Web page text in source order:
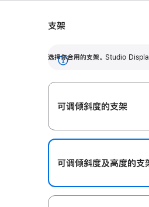
调节范围。
支架
选择你合用的支架。 Studio Display
展
开
可调倾斜度的支架
可调倾斜度及高‍度的支‍